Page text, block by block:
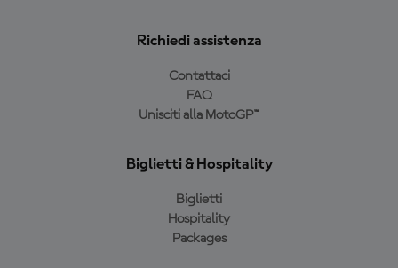
Richiedi assistenza
Contattaci
FAQ
Unisciti alla MotoGP™
Biglietti & Hospitality
Biglietti
Hospitality
Packages